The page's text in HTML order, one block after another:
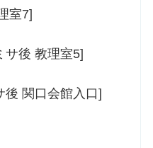
室7]
サ後 教理室5]
後 関口会館入口]